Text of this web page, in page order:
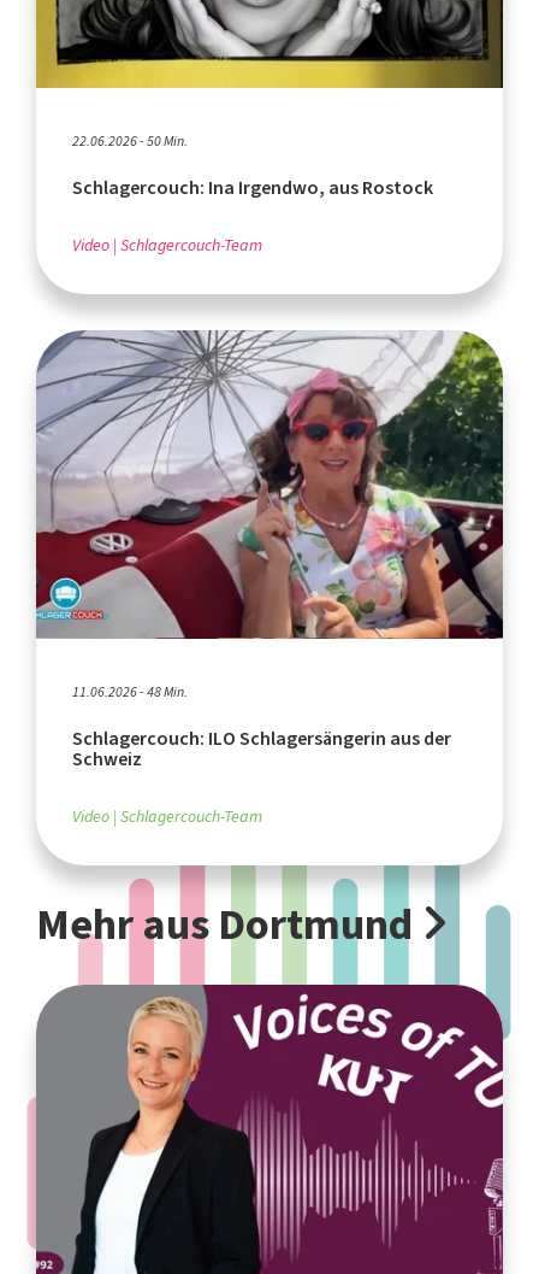
22.06.2026 - 50 Min.
Schlagercouch: Ina Irgendwo, aus Rostock
Video Schlagercouch-Team
11.06.2026 - 48 Min.
Schlagercouch: ILO Schlagersängerin aus der
Schweiz
Video Schlagercouch-Team
Mehr aus Dortmund